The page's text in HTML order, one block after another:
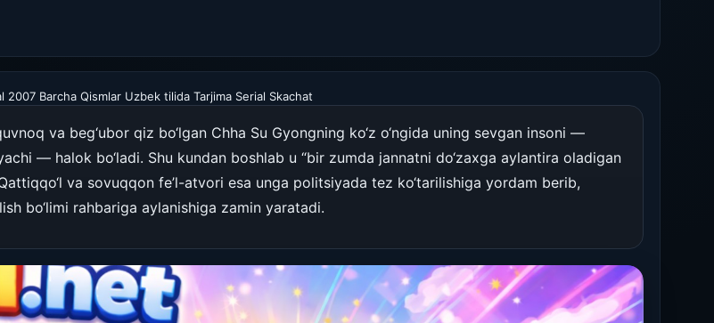
Barcha Qismlar Uzbek tilida Tarjima Serial Skachat
va beg‘ubor qiz bo‘lgan Chha Su Gyongning ko‘z o‘ngida uning sevgan insoni —
— halok bo‘ladi. Shu kundan boshlab u “bir zumda jannatni do‘zaxga aylantira oladigan
va sovuqqon fe’l-atvori esa unga politsiyada tez ko‘tarilishiga yordam berib,
bo‘limi rahbariga aylanishiga zamin yaratadi.